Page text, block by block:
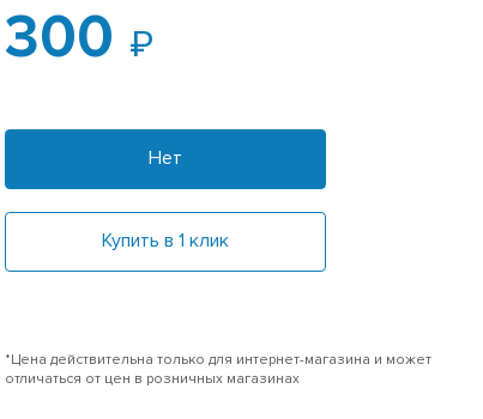
300
Нет
Купить в 1 клик
*Цена действительна только для интернет-магазина и может
отличаться от цен в розничных магазинах